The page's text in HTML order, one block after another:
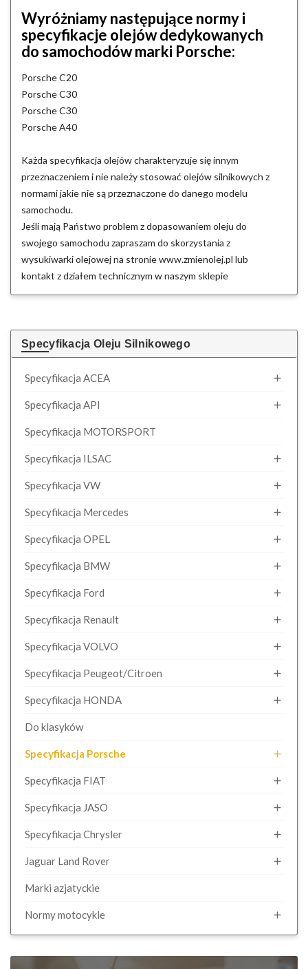
Wyróżniamy następujące normy i
specyfikacje olejów dedykowanych
do samochodów marki Porsche:
Porsche C20
Porsche C30
Porsche C30
Porsche A40
Każda specyfikacja olejów charakteryzuje się innym
przeznaczeniem i nie należy stosować olejów silnikowych z
normami jakie nie są przeznaczone do danego modelu
samochodu.
Jeśli mają Państwo problem z dopasowaniem oleju do
swojego samochodu zapraszam do skorzystania z
wysukiwarki olejowej na stronie www.zmienolej.pl lub
kontakt z działem technicznym w naszym sklepie
Specyfikacja Oleju Silnikowego
Specyfikacja ACEA 
Specyfikacja API 
Specyfikacja MOTORSPORT
Specyfikacja ILSAC 
Specyfikacja VW 
Specyfikacja Mercedes 
Specyfikacja OPEL 
Specyfikacja BMW 
Specyfikacja Ford 
Specyfikacja Renault 
Specyfikacja VOLVO 
Specyfikacja Peugeot/Citroen 
Specyfikacja HONDA 
Do klasyków
Specyfikacja Porsche 
Specyfikacja FIAT 
Specyfikacja JASO 
Specyfikacja Chrysler 
Jaguar Land Rover 
Marki azjatyckie
Normy motocykle 